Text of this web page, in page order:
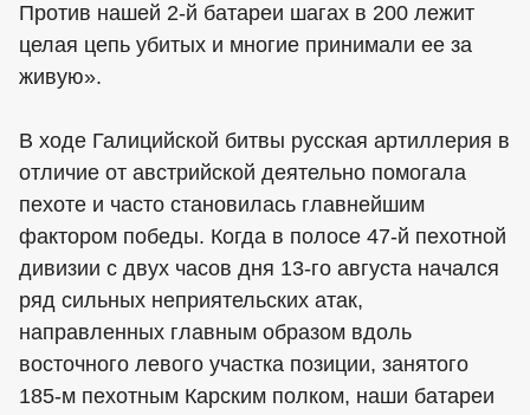
Против нашей 2-й батареи шагах в 200 лежит
целая цепь убитых и многие принимали ее за
живую».
В ходе Галицийской битвы русская артиллерия в
отличие от австрийской деятельно помогала
пехоте и часто становилась главнейшим
фактором победы. Когда в полосе 47-й пехотной
дивизии с двух часов дня 13-го августа начался
ряд сильных неприятельских атак,
направленных главным образом вдоль
восточного левого участка позиции, занятого
185-м пехотным Карским полком, наши батареи